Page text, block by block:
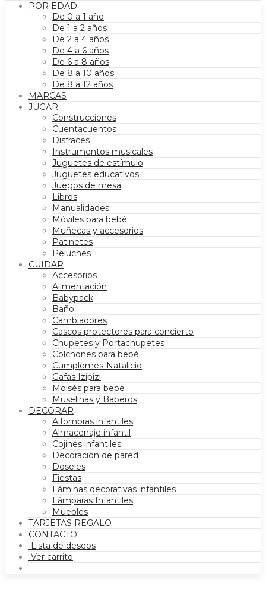
POR EDAD
De 0 a 1 año
De 1 a 2 años
De 2 a 4 años
De 4 a 6 años
De 6 a 8 años
De 8 a 10 años
De 8 a 12 años
MARCAS
JUGAR
Construcciones
Cuentacuentos
Disfraces
Instrumentos musicales
Juguetes de estímulo
Juguetes educativos
Juegos de mesa
Libros
Manualidades
Móviles para bebé
Muñecas y accesorios
Patinetes
Peluches
CUIDAR
Accesorios
Alimentación
Babypack
Baño
Cambiadores
Cascos protectores para concierto
Chupetes y Portachupetes
Colchones para bebé
Cumplemes-Natalicio
Gafas Izipizi
Moisés para bebé
Muselinas y Baberos
DECORAR
Alfombras infantiles
Almacenaje infantil
Cojines infantiles
Decoración de pared
Doseles
Fiestas
Láminas decorativas infantiles
Lámparas Infantiles
Muebles
TARJETAS REGALO
CONTACTO
Lista de deseos
Ver carrito